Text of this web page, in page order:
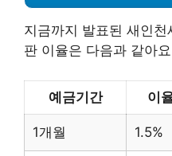
지금까지 발표된 새인
판 이율은 다음과 같아
예금기간 이
1개월 1.5%